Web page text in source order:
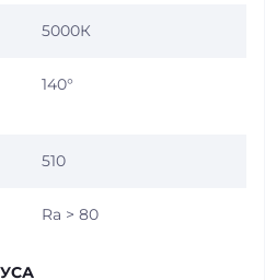
5000К
140°
510
Ra > 80